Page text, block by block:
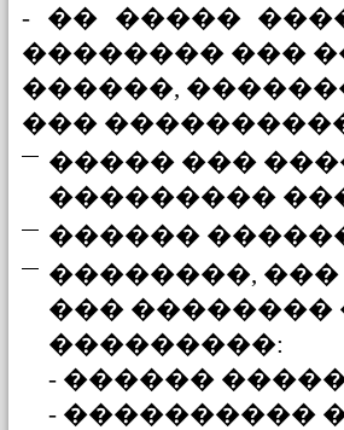
- �� �����
�������� ���
������,
���
����� ���
���������
������
��������,
��� ��������
���������:
- ������
- ����������